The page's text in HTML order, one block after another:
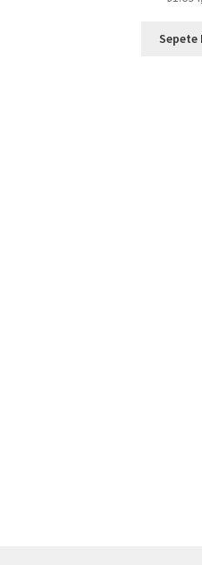
Sepete